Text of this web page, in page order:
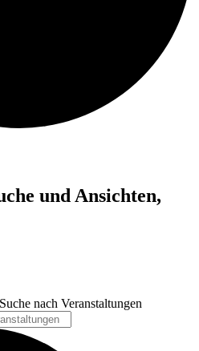
und Ansichten,
nach Veranstaltungen